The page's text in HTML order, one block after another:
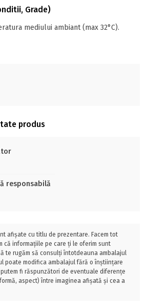
Grade)
mediului ambiant (max 32°C).
produs
responsabilă
afișate cu titlu de prezentare. Facem tot
că informațiile pe care ți le oferim sunt
te rugăm să consulți întotdeauna ambalajul
poate modifica ambalajul fără o înștiințare
fi răspunzători de eventuale diferențe
aspect) între imaginea afișată și cea a